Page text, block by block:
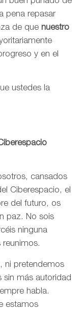
pena repasar
de que nuestro
y en el
ustedes la
cansados
Ciberespacio, el
del futuro, os
paz. No sois
ninguna
ni pretendemos
sin más autoridad
habla.
estamos